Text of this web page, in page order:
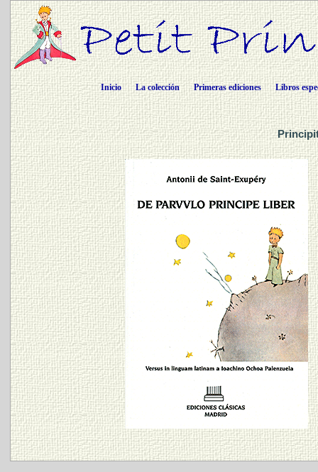
Inicio La colección Primeras ediciones Libros